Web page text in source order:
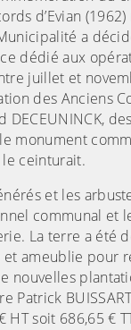
d’Evian
a
dédié aux
juillet et
des Anciens
monument
le ceinturait.
et les
communal et
La terre a été
ameublie pour
nouvelles
Patrick
HT soit 686,65 €